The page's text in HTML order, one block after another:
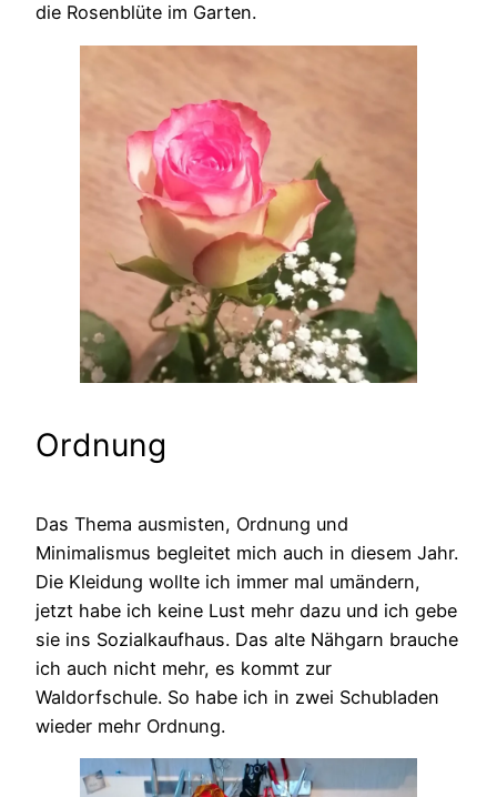
die Rosenblüte im Garten.
Ordnung
Das Thema ausmisten, Ordnung und
Minimalismus begleitet mich auch in diesem Jahr.
Die Kleidung wollte ich immer mal umändern,
jetzt habe ich keine Lust mehr dazu und ich gebe
sie ins Sozialkaufhaus. Das alte Nähgarn brauche
ich auch nicht mehr, es kommt zur
Waldorfschule. So habe ich in zwei Schubladen
wieder mehr Ordnung.